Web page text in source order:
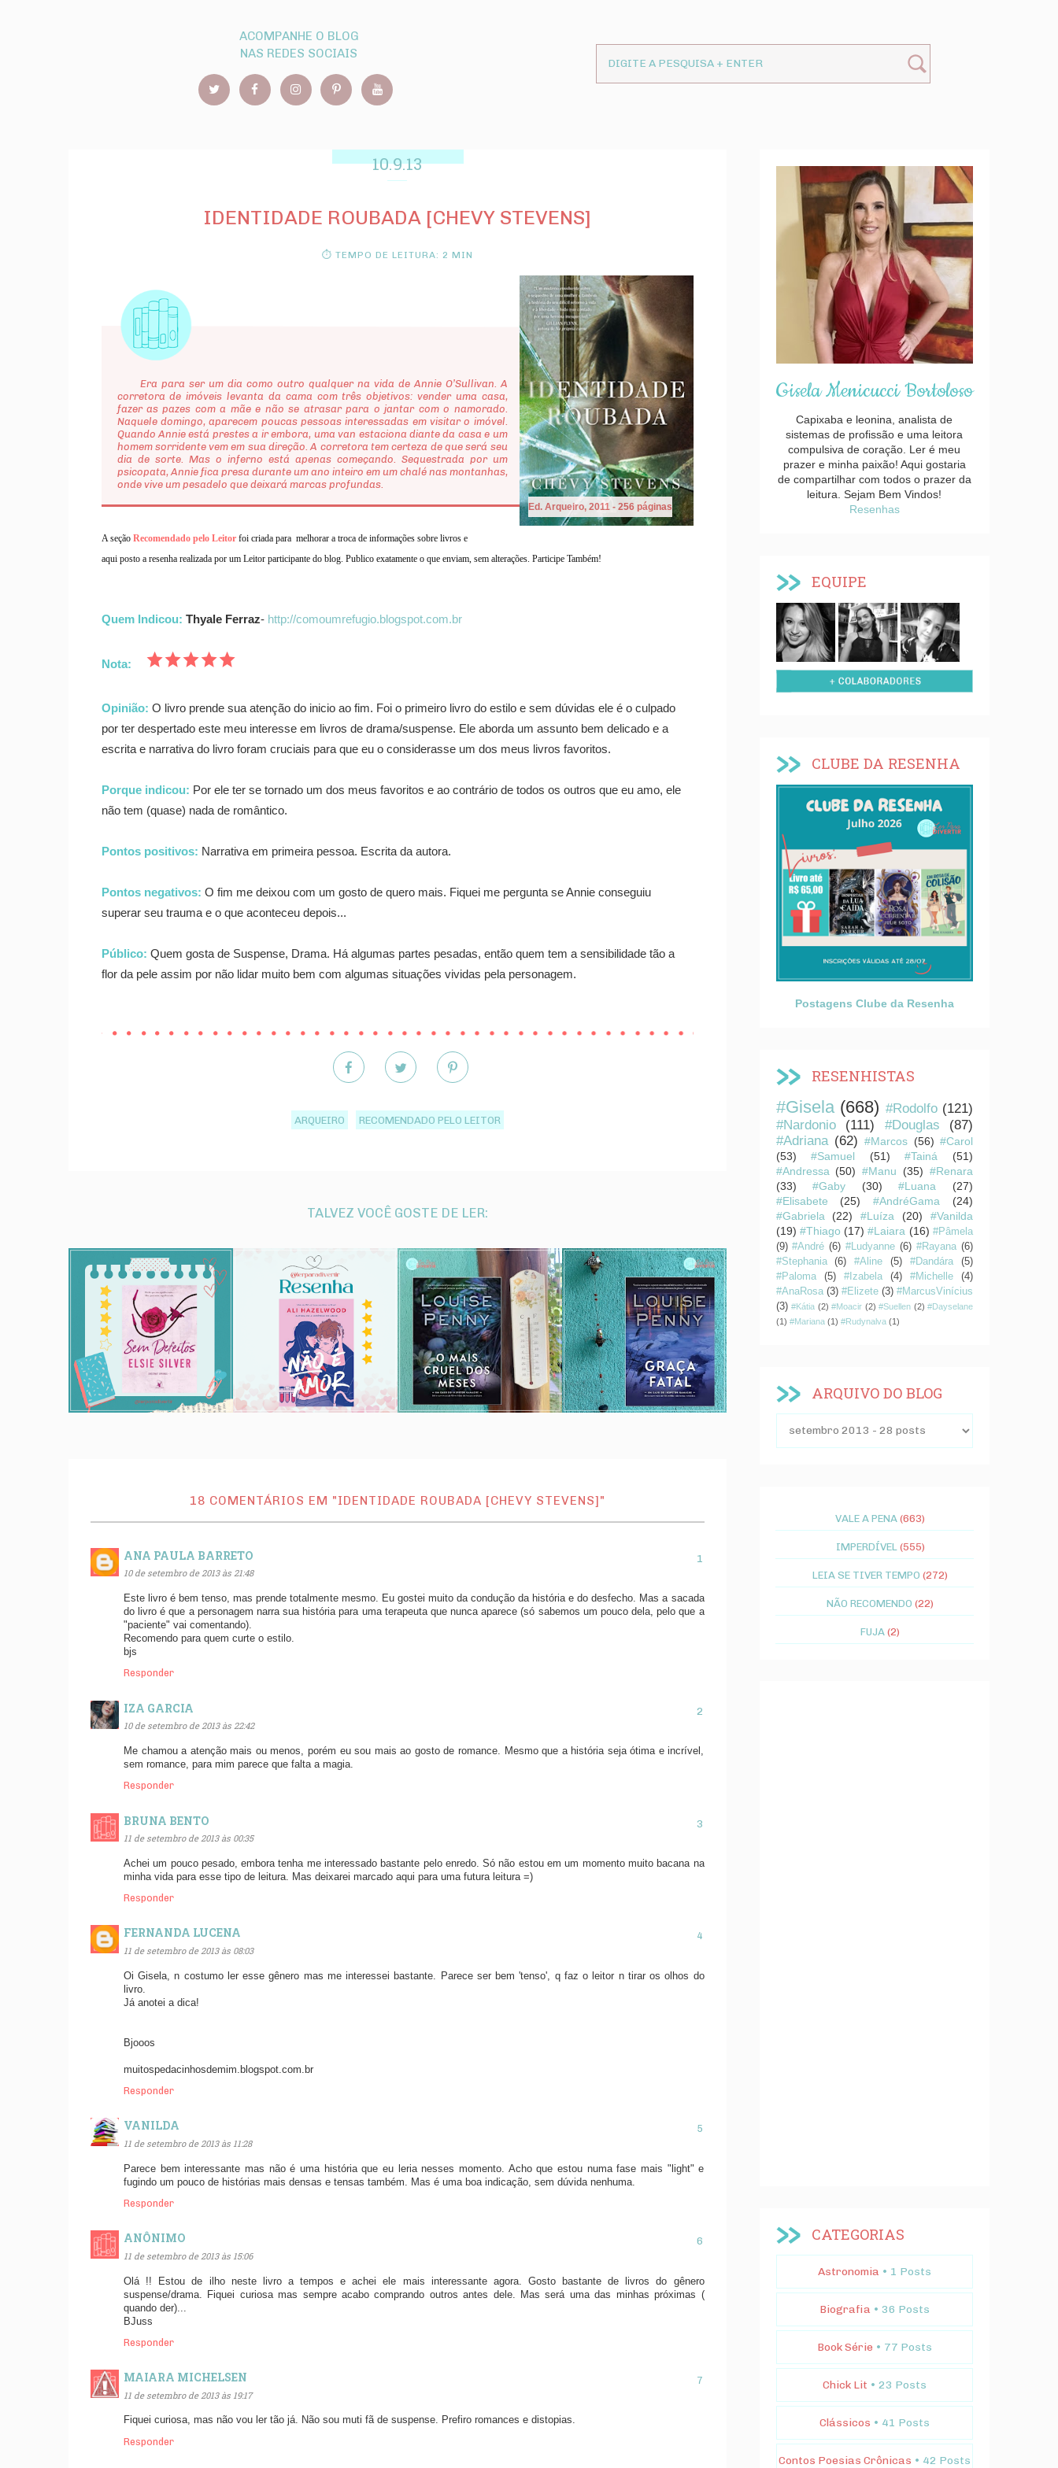
ACOMPANHE O BLOG
NAS REDES SOCIAIS
10.9.13
IDENTIDADE ROUBADA [CHEVY STEVENS]
⏱ TEMPO DE LEITURA: 2 MIN
Ed. Arqueiro, 2011 - 256 páginas
Era para ser um dia como outro qualquer na vida de Annie O’Sullivan. A
corretora de imóveis levanta da cama com três objetivos: vender uma casa,
fazer as pazes com a mãe e não se atrasar para o jantar com o namorado.
Naquele domingo, aparecem poucas pessoas interessadas em visitar o imóvel.
Quando Annie está prestes a ir embora, uma van estaciona diante da casa e um
homem sorridente vem em sua direção. A corretora tem certeza de que será seu
dia de sorte. Mas o inferno está apenas começando. Sequestrada por um
psicopata, Annie fica presa durante um ano inteiro em um chalé nas montanhas,
onde vive um pesadelo que deixará marcas profundas.
A seção Recomendado pelo Leitor foi criada para melhorar a troca de informações sobre livros e
aqui posto a resenha realizada por um Leitor participante do blog. Publico exatamente o que enviam, sem alterações. Participe Também!
Quem Indicou: Thyale Ferraz- http://comoumrefugio.blogspot.com.br
Nota:
Opinião: O livro prende sua atenção do inicio ao fim. Foi o primeiro livro do estilo e sem dúvidas ele é o culpado
por ter despertado este meu interesse em livros de drama/suspense. Ele aborda um assunto bem delicado e a
escrita e narrativa do livro foram cruciais para que eu o considerasse um dos meus livros favoritos.
Porque indicou: Por ele ter se tornado um dos meus favoritos e ao contrário de todos os outros que eu amo, ele
não tem (quase) nada de romântico.
Pontos positivos: Narrativa em primeira pessoa. Escrita da autora.
Pontos negativos: O fim me deixou com um gosto de quero mais. Fiquei me pergunta se Annie conseguiu
superar seu trauma e o que aconteceu depois...
Público: Quem gosta de Suspense, Drama. Há algumas partes pesadas, então quem tem a sensibilidade tão a
flor da pele assim por não lidar muito bem com algumas situações vividas pela personagem.
ARQUEIRO RECOMENDADO PELO LEITOR
TALVEZ VOCÊ GOSTE DE LER:
18 COMENTÁRIOS EM "IDENTIDADE ROUBADA [CHEVY STEVENS]"
ANA PAULA BARRETO
10 de setembro de 2013 às 21:48
Este livro é bem tenso, mas prende totalmente mesmo. Eu gostei muito da condução da história e do desfecho. Mas a sacada
do livro é que a personagem narra sua história para uma terapeuta que nunca aparece (só sabemos um pouco dela, pelo que a
"paciente" vai comentando).
Recomendo para quem curte o estilo.
bjs
Responder
IZA GARCIA
10 de setembro de 2013 às 22:42
Me chamou a atenção mais ou menos, porém eu sou mais ao gosto de romance. Mesmo que a história seja ótima e incrível,
sem romance, para mim parece que falta a magia.
Responder
BRUNA BENTO
11 de setembro de 2013 às 00:35
Achei um pouco pesado, embora tenha me interessado bastante pelo enredo. Só não estou em um momento muito bacana na
minha vida para esse tipo de leitura. Mas deixarei marcado aqui para uma futura leitura =)
Responder
FERNANDA LUCENA
11 de setembro de 2013 às 08:03
Oi Gisela, n costumo ler esse gênero mas me interessei bastante. Parece ser bem 'tenso', q faz o leitor n tirar os olhos do
livro.
Já anotei a dica!
Bjooos
muitospedacinhosdemim.blogspot.com.br
Responder
VANILDA
11 de setembro de 2013 às 11:28
Parece bem interessante mas não é uma história que eu leria nesses momento. Acho que estou numa fase mais "light" e
fugindo um pouco de histórias mais densas e tensas também. Mas é uma boa indicação, sem dúvida nenhuma.
Responder
ANÔNIMO
11 de setembro de 2013 às 15:06
Olá !! Estou de ilho neste livro a tempos e achei ele mais interessante agora. Gosto bastante de livros do gênero
suspense/drama. Fiquei curiosa mas sempre acabo comprando outros antes dele. Mas será uma das minhas próximas (
quando der)...
BJuss
Responder
MAIARA MICHELSEN
11 de setembro de 2013 às 19:17
Fiquei curiosa, mas não vou ler tão já. Não sou muti fã de suspense. Prefiro romances e distopias.
Responder
Gisela Menicucci Bortoloso
Capixaba e leonina, analista de
sistemas de profissão e uma leitora
compulsiva de coração. Ler é meu
prazer e minha paixão! Aqui gostaria
de compartilhar com todos o prazer da
leitura. Sejam Bem Vindos!
Resenhas
EQUIPE
CLUBE DA RESENHA
Postagens Clube da Resenha
RESENHISTAS
#Gisela (668) #Rodolfo (121)
#Nardonio
(111) #Douglas
(87)
#Adriana (62) #Marcos (56) #Carol
(53)
#Samuel (51) #Tainá
(51)
#Andressa (50) #Manu (35) #Renara
(33)
#Gaby (30) #Luana
(27)
#Elisabete
(25) #AndréGama
(24)
#Gabriela
(22) #Luíza (20)
#Vanilda
(19) #Thiago (17) #Laiara (16) #Pâmela
(9) #André (6) #Ludyanne (6) #Rayana (6)
#Stephania
(6) #Aline (5) #Dandára
(5)
#Paloma
(5) #Izabela (4) #Michelle
(4)
#AnaRosa (3) #Elizete (3) #MarcusVinícius
(3) #Kátia (2) #Moacir (2) #Suellen (2) #Dayselane
(1) #Mariana (1) #Rudynalva (1)
ARQUIVO DO BLOG
VALE A PENA (663)
IMPERDÍVEL (555)
LEIA SE TIVER TEMPO (272)
NÃO RECOMENDO (22)
FUJA (2)
CATEGORIAS
Astronomia • 1 Posts
Biografia • 36 Posts
Book Série • 77 Posts
Chick Lit • 23 Posts
Clássicos • 41 Posts
Contos Poesias Crônicas • 42 Posts